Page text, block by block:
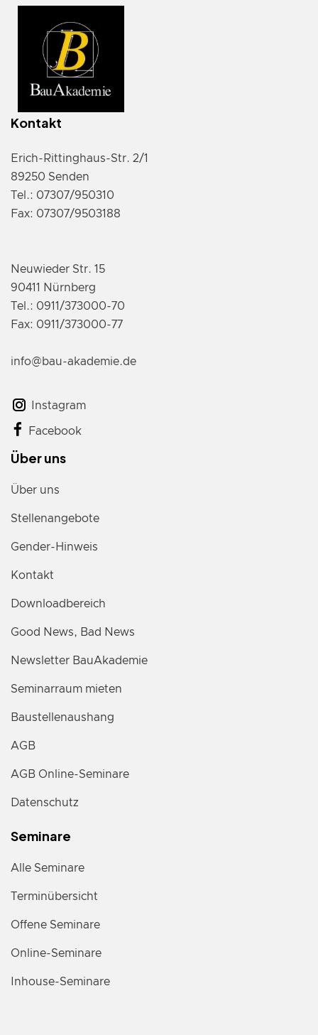
Kontakt
Erich-Rittinghaus-Str. 2/1
89250 Senden
Tel.: 07307/950310
Fax: 07307/9503188
Neuwieder Str. 15
90411 Nürnberg
Tel.: 0911/373000-70
Fax: 0911/373000-77
info@bau-akademie.de
Instagram
Facebook
Über uns
Über uns
Stellenangebote
Gender-Hinweis
Kontakt
Downloadbereich
Good News, Bad News
Newsletter BauAkademie
Seminarraum mieten
Baustellenaushang
AGB
AGB Online-Seminare
Datenschutz
Seminare
Alle Seminare
Terminübersicht
Offene Seminare
Online-Seminare
Inhouse-Seminare